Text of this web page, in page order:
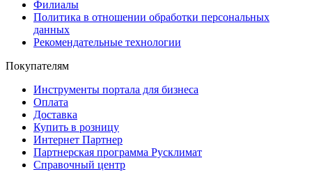
Филиалы
Политика в отношении обработки персональных
данных
Рекомендательные технологии
Покупателям
Инструменты портала для бизнеса
Оплата
Доставка
Купить в розницу
Интернет Партнер
Партнерская программа Русклимат
Справочный центр